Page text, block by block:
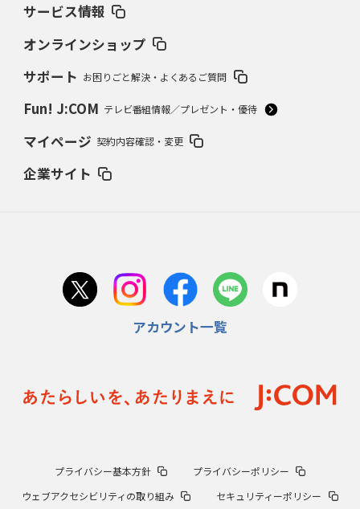
サービス情報
オンラインショップ
サポート お困りごと解決・よくあるご質問
Fun! J:COM テレビ番組情報／プレゼント・優待
マイページ 契約内容確認・変更
企業サイト
アカウント一覧
プライバシー基本方針
プライバシーポリシー
ウェブアクセシビリティの取り組み
セキュリティーポリシー